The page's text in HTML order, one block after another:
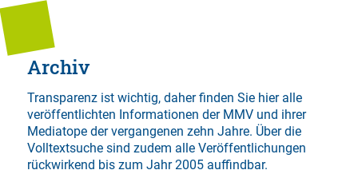
Archiv
Transparenz ist wichtig, daher finden Sie hier alle
veröffentlichten Informationen der MMV und ihrer
Mediatope der vergangenen zehn Jahre. Über die
Volltextsuchesind zudem alle Veröffentlichungen
rückwirkend bis zum Jahr 2005 auffindbar.